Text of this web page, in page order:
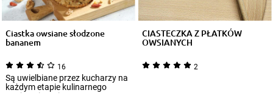
Ciastka owsiane słodzone
bananem
16
Są uwielbiane przez kucharzy na
każdym etapie kulinarnego
wtajemniczenia. Z prostym
CIASTECZKA Z PŁATKÓW
OWSIANYCH
2